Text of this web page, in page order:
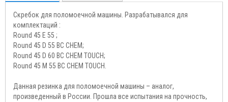
Скребок для поломоечной машины. Разрабатывался для
комплектаций :
Round 45 E 55 ;
Round 45 D 55 BC CHEM;
Round 45 D 60 BC CHEM TOUCH;
Round 45 M 55 BC CHEM TOUCH.
Данная резинка для поломоечной машины – аналог,
произведенный в России. Прошла все испытания на прочность,